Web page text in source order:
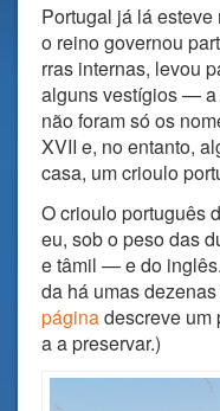
Portugal já lá
o reino governou
rras internas, levou
alguns vestígios — a
não foram só os
XVII e, no entanto,
casa, um crioulo
O crioulo português
eu, sob o peso das
e tâmil — e do
da há umas
páginadescreve um
a a preservar.)